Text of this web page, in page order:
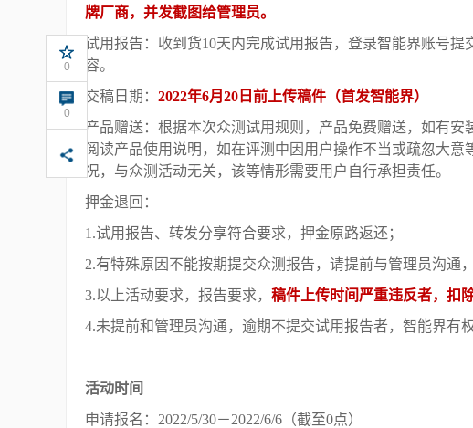
牌厂商，并发截图给管理员。
试用报告：收到货10天内完成试用报告，登录智能界账号
容。
交稿日期： 2022年6月20日前上传稿件（首发智能界）
产品赠送：根据本次众测试用规则，产品免费赠送，如有
阅读产品使用说明，如在评测中因用户操作不当或疏忽大
况，与众测活动无关，该等情形需要用户自行承担责任。
押金退回：
1.试用报告、转发分享符合要求，押金原路返还；
2.有特殊原因不能按期提交众测报告，请提前与管理员沟通
3.以上活动要求，报告要求， 稿件上传时间严重违反者，扣
4.未提前和管理员沟通，逾期不提交试用报告者，智能界有
活动时间
申请报名：2022/5/30－2022/6/6（截至0点）
0
219
0
0